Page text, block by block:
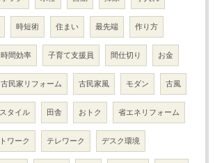
時短術 住まい 最先端 作り方
時間効率 子育て支援員 間仕切り お金
古民家リフォーム 古民家風 モダン 古風
タイル 田舎 おトク 省エネリフォーム
ワーク テレワーク デスク環境